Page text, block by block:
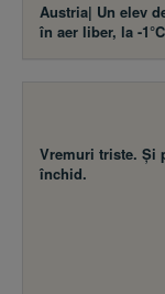
Austria| Un elev
în aer liber, la -
Vremuri triste. Şi
închid.